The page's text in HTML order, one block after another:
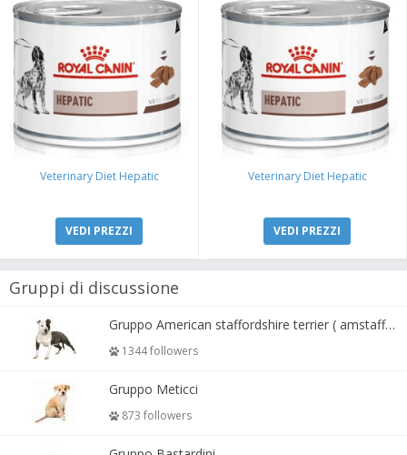
Veterinary Diet Hepatic
VEDI PREZZI
Veterinary Diet Hepatic
VEDI PREZZI
Gruppi di discussione
Gruppo American staffordshire terrier ( amstaff, amastaff )
1344 followers
Gruppo Meticci
873 followers